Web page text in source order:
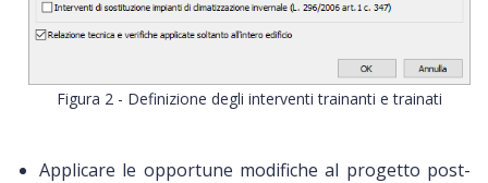
Figura 2 - Definizione degli interventi trainanti e trainati
Applicare le opportune modifiche al progetto post-